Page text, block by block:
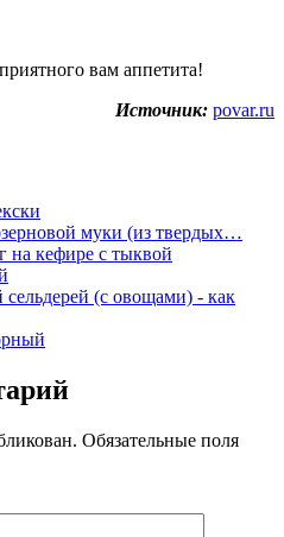
вам аппетита!
Источник: povar.ru
муки (из твердых…
на кефире с тыквой
(с овощами) - как
Обязательные поля